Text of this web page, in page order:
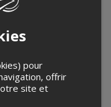
pour
offrir
site et